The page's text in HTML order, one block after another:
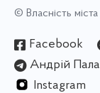
© Власність
Facebook
Андрій
Instagram